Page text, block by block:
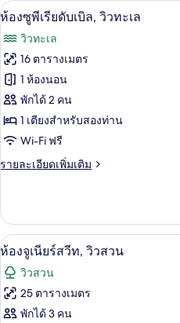
ทะเล
ห้อง
มิ
ลี่
สวี
ท,
วิว
ทะเล
เปิด
ภาพถ่าย
ทั้งหมด
ของ
ห้อง
ซู
พี
เรียดั
วิว
ทะเล
26
ห้องซูพีเรียดับเบิล, วิวทะเล
วิวทะเล
16 ตารางเมตร
1 ห้องนอน
พักได้ 2 คน
1 เตียงสำหรับสองท่าน
Wi-Fi ฟรี
รายละเอียดเพิ่มเติม
ราย
เกี่ยว
กับ
ห้อง
พี
เรียดั
บเบิล,
วิว
เปิด
ภาพถ่าย
ทั้งหมด
ของ
13
ห้องจูเนียร์สวีท, วิวสวน
วิวสวน
25 ตารางเมตร
พักได้ 3 คน